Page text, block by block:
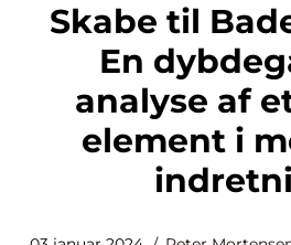
Skabe til Badeværelse:
En
analyse af
element i